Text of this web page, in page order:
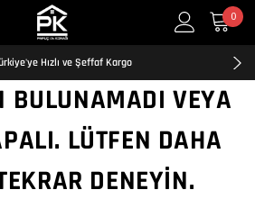
0
Kredi Kartına Taksit İmkanı
ve Üzeri Ücretsiz Kargo
Hızlı ve Şeffaf Kargo
Kartına Taksit İmkanı
ve Üzeri Ücretsiz Kargo
Kartına Taksit İmkanı
BULUNAMADI VEYA
LÜTFEN DAHA
DENEYIN.